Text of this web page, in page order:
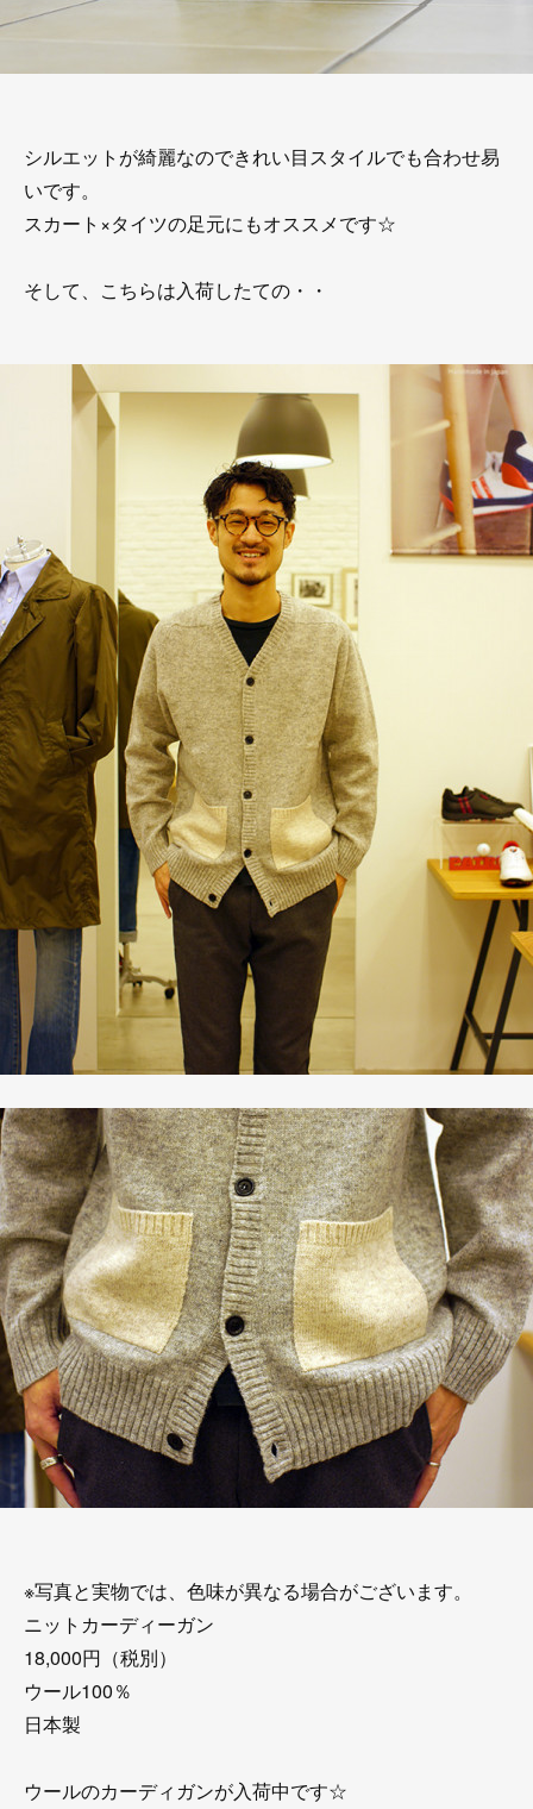
シルエットが綺麗なのできれい目スタイルでも合わせ易
いです。
スカート×タイツの足元にもオススメです☆
そして、こちらは入荷したての・・
※写真と実物では、色味が異なる場合がございます。
ニットカーディーガン
18,000円（税別）
ウール100％
日本製
ウールのカーディガンが入荷中です☆